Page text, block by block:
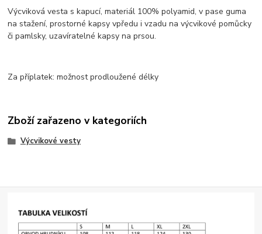
Výcviková vesta s kapucí, materiál 100% polyamid, v pase guma
na stažení, prostorné kapsy vpředu i vzadu na výcvikové pomůcky
či pamlsky, uzavíratelné kapsy na prsou.
Za příplatek: možnost prodloužené délky
Zboží zařazeno v kategoriích
Výcvikové vesty